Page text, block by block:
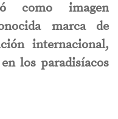
como imagen
marca de
internacional,
los paradisíacos